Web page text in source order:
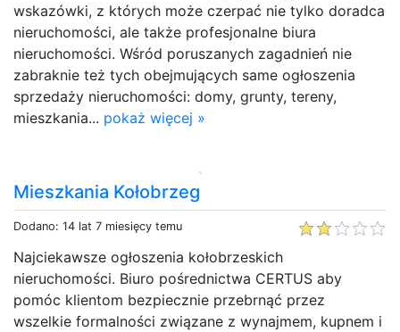
wskazówki, z których może czerpać nie tylko doradca
nieruchomości, ale także profesjonalne biura
nieruchomości. Wśród poruszanych zagadnień nie
zabraknie też tych obejmujących same ogłoszenia
sprzedaży nieruchomości: domy, grunty, tereny,
mieszkania... pokaż więcej »
Mieszkania Kołobrzeg
Dodano: 14 lat 7 miesięcy temu
Najciekawsze ogłoszenia kołobrzeskich
nieruchomości. Biuro pośrednictwa CERTUS aby
pomóc klientom bezpiecznie przebrnąć przez
wszelkie formalności związane z wynajmem, kupnem i